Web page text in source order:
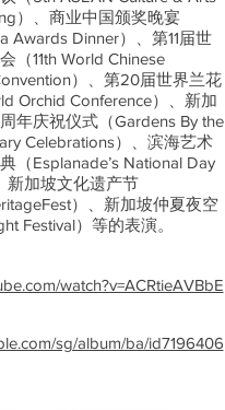
）、商业中国颁奖晚宴
Awards Dinner）、第11届世
（11th World Chinese
）、第20届世界兰花
Orchid Conference）、新加
年庆祝仪式（Gardens By the
Celebrations）、滨海艺术
（Esplanade’s National Day
新加坡文化遗产节
）、新加坡仲夏夜空
Festival）等的表演。
watch?v=ACRtieAVBbE
sg/album/ba/id7196406